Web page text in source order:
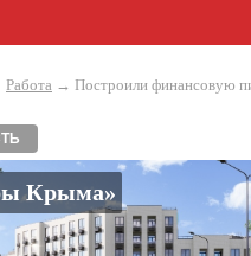
Работа → Построили финансовую
Крыма»